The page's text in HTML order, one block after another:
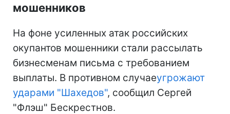
мошенников
На фоне усиленных атак российских
окупантов мошенники стали рассылать
бизнесменам письма с требованием
выплаты. В противном случаеугрожают
ударами "Шахедов", сообщил Сергей
"Флэш" Бескрестнов.